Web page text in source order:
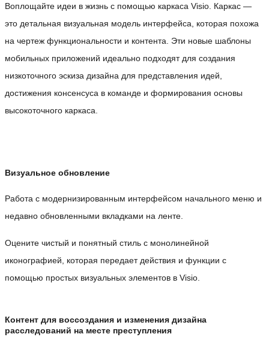
Воплощайте идеи в жизнь с помощью каркаса Visio. Каркас —
это детальная визуальная модель интерфейса, которая похожа
на чертеж функциональности и контента. Эти новые шаблоны
мобильных приложений идеально подходят для создания
низкоточного эскиза дизайна для представления идей,
достижения консенсуса в команде и формирования основы
высокоточного каркаса.
Визуальное обновление
Работа с модернизированным интерфейсом начального меню и
недавно обновленными вкладками на ленте.
Оцените чистый и понятный стиль с монолинейной
иконографией, которая передает действия и функции с
помощью простых визуальных элементов в Visio.
Контент для воссоздания и изменения дизайна
расследований на месте преступления